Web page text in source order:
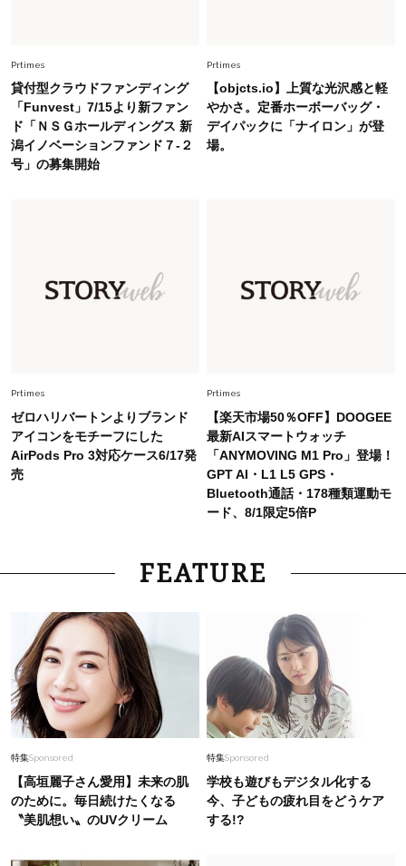
Fashion 2026.5.29
今、40代の「メガネ＆サングラス」のトレンド
に更新あり！“黒ぶち以外”が新定番に
2026.7.31
【40代のTシャツコーデ】超ビッグサイズ×きれ
スタイリストが本気で推す！40代がほどよく華
やぐ【甘め黒アイテム】3選
Prtimes
貸付型クラウドファンディング
「Funvest」7/15より新ファン
ド「ＮＳＧホールディングス 新
潟イノベーションファンド７-２
号」の募集開始
Prtimes
【objcts.io】上質な光沢感と軽
やかさ。定番ホーボーバッグ・
デイパックに「ナイロン」が登
場。
Prtimes
ゼロハリバートンよりブランド
アイコンをモチーフにした
AirPods Pro 3対応ケース6/17発
売
Prtimes
【楽天市場50％OFF】DOOGEE
最新AIスマートウォッチ
「ANYMOVING M1 Pro」登場！
GPT AI・L1 L5 GPS・
Bluetooth通話・178種類運動モ
ード、8/1限定5倍P
FEATURE
特集Sponsored
【高垣麗子さん愛用】未来の肌
のために。毎日続けたくなる
〝美肌想い〟のUVクリーム
特集Sponsored
学校も遊びもデジタル化する
今、子どもの疲れ目をどうケア
する!?